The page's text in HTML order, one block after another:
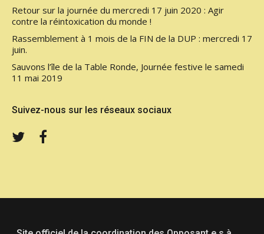
Retour sur la journée du mercredi 17 juin 2020 : Agir
contre la réintoxication du monde !
Rassemblement à 1 mois de la FIN de la DUP : mercredi 17
juin.
Sauvons l’île de la Table Ronde, Journée festive le samedi
11 mai 2019
Suivez-nous sur les réseaux sociaux
Twitter